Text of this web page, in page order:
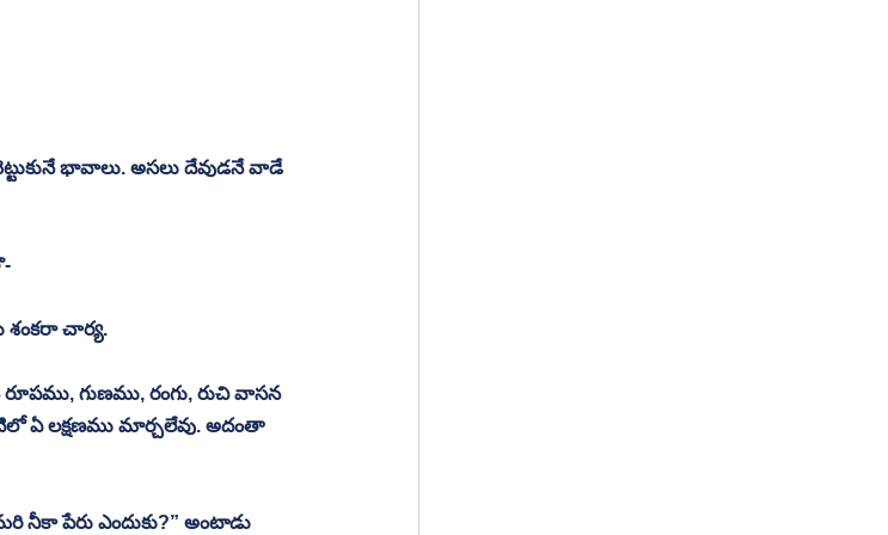
భావాలు. అసలు దేవుడనే వాడే
శంకరా చార్య.
రూపము, గుణము, రంగు, రుచి వాసన
ఏ లక్షణము మార్చలేవు. అదంతా
నీకా పేరు ఎందుకు?” అంటాడు